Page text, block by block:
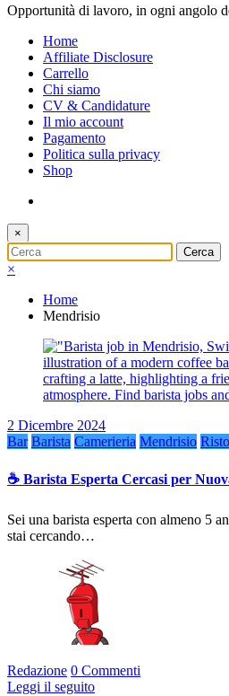
Opportunità di lavoro, in ogni angolo
Home
Affiliate Disclosure
Carrello
Chi siamo
CV & Candidature
Il mio account
Pagamento
Politica sulla privacy
Shop
×
×
Home
Mendrisio
2 Dicembre 2024
Bar Barista Camerieria Mendrisio
☕ Barista Esperta Cercasi per
Sei una barista esperta con almeno 5
stai cercando…
Redazione 0 Commenti
Leggi il seguito